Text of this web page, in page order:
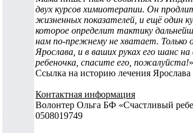
двух курсов химиотерапии. Он
жизненных показателей, и ещё один
которое определит тактику
нам по-прежнему не хватает. Только
Ярослава, и в ваших руках его шанс
ребеночка, спасите его, пожалуйста!»
Ссылка на историю лечения
Контактная информация
Волонтер Ольга БФ «Счастливый
0508019749